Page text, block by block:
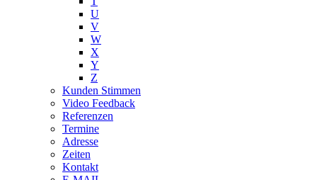
U
V
W
X
Y
Z
Kunden Stimmen
Video Feedback
Referenzen
Termine
Adresse
Zeiten
Kontakt